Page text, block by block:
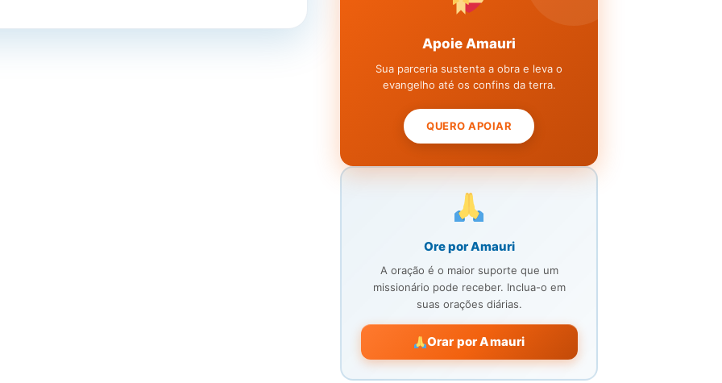
Apoie Amauri
Sua parceria sustenta a obra e leva o
evangelho até os confins da terra.
QUERO APOIAR
Ore por Amauri
A oração é o maior suporte que um
missionário pode receber. Inclua-o em
suas orações diárias.
Orar por Amauri